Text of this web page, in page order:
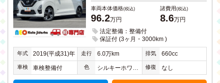
車両本体価格(税込)
96.2万円
諸費用(税込)
8.6万円
法定整備：整備付
保証付 (3ヶ月・3000km )
年式 2019(平成31)年 走行 6.0万km 排気 660cc
車検 車検整備付 色 修復 なし